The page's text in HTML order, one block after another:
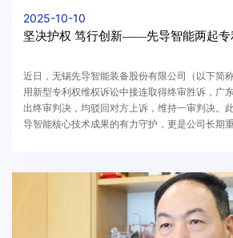
2025-10-10
坚决护权 笃行创新——先导智能两起专
近日，无锡先导智能装备股份有限公司（以下简
用新型专利权维权诉讼中接连取得终审胜诉，广
出终审判决，均驳回对方上诉，维持一审判决。
导智能核心技术成果的有力守护，更是公司长期